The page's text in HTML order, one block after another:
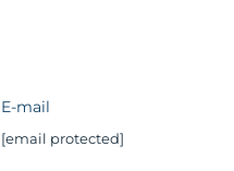
E-mail
[email protected]